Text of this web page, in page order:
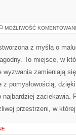
MOŻLIWOŚĆ
z myślą o
To miejsce, w
zamieniają
z pomysłowością,
zaciekawia.
przestrzeni, w